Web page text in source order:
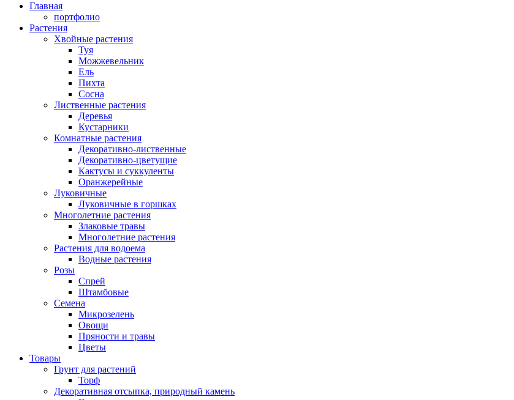
Главная
портфолио
Растения
Хвойные растения
Туя
Можжевельник
Ель
Пихта
Сосна
Лиственные растения
Деревья
Кустарники
Комнатные растения
Декоративно-лиственные
Декоративно-цветущие
Кактусы и суккуленты
Оранжерейные
Луковичные
Луковичные в горшках
Многолетние растения
Злаковые травы
Многолетние растения
Растения для водоема
Водные растения
Розы
Спрей
Штамбовые
Семена
Микрозелень
Овощи
Пряности и травы
Цветы
Товары
Грунт для растений
Торф
Декоративная отсыпка, природный камень